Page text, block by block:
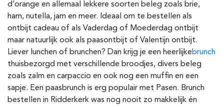
d’orange en allemaal lekkere soorten beleg zoals brie,
ham, nutella, jam en meer. Ideaal om te bestellen als
ontbijt cadeau of als Vaderdag of Moederdag ontbijt
maar natuurlijk ook als paasontbijt of Valentijn ontbijt.
Liever lunchen of brunchen? Dan krijg je een heerlijkebrunch
thuisbezorgd met verschillende broodjes, divers beleg
zoals zalm en carpaccio en ook nog een muffin en een
sapje. Een paasbrunch is erg populair met Pasen. Brunch
bestellen in Ridderkerk was nog nooit zo makkelijk én